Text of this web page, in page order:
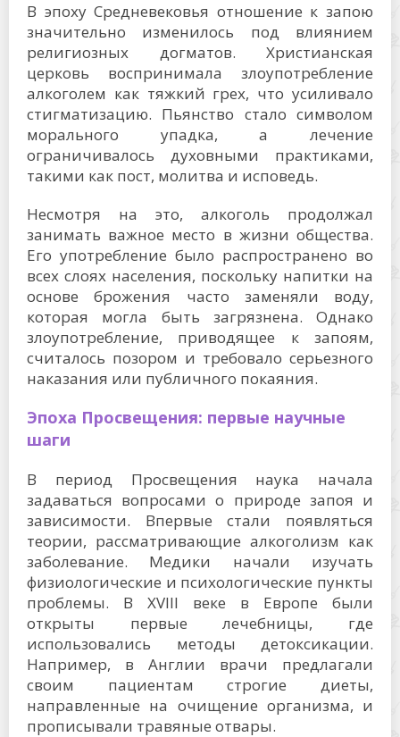
В эпоху Средневековья отношение к запою
значительно изменилось под влиянием
религиозных догматов. Христианская
церковь воспринимала злоупотребление
алкоголем как тяжкий грех, что усиливало
стигматизацию. Пьянство стало символом
морального упадка, а лечение
ограничивалось духовными практиками,
такими как пост, молитва и исповедь.
Несмотря на это, алкоголь продолжал
занимать важное место в жизни общества.
Его употребление было распространено во
всех слоях населения, поскольку напитки на
основе брожения часто заменяли воду,
которая могла быть загрязнена. Однако
злоупотребление, приводящее к запоям,
считалось позором и требовало серьезного
наказания или публичного покаяния.
Эпоха Просвещения: первые научные
шаги
В период Просвещения наука начала
задаваться вопросами о природе запоя и
зависимости. Впервые стали появляться
теории, рассматривающие алкоголизм как
заболевание. Медики начали изучать
физиологические и психологические пункты
проблемы. В XVIII веке в Европе были
открыты первые лечебницы, где
использовались методы детоксикации.
Например, в Англии врачи предлагали
своим пациентам строгие диеты,
направленные на очищение организма, и
прописывали травяные отвары.